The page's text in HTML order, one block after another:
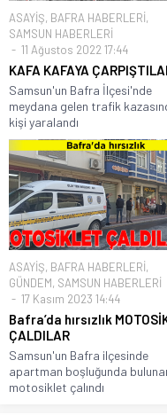
ASAYİŞ, BAFRA HABERLERİ,
SAMSUN HABERLERİ
11 Ağustos 2022 17:44
KAFA KAFAYA
Samsun'un Bafra İlçesi'nde
meydana gelen trafik
kişi yaralandı
ASAYİŞ, BAFRA HABERLERİ,
GÜNDEM, SAMSUN HABERLERİ
17 Kasım 2023 14:44
Bafra’da hırsızlık
ÇALDILAR
Samsun'un Bafra ilçesinde
apartman boşluğunda
motosiklet çalındı